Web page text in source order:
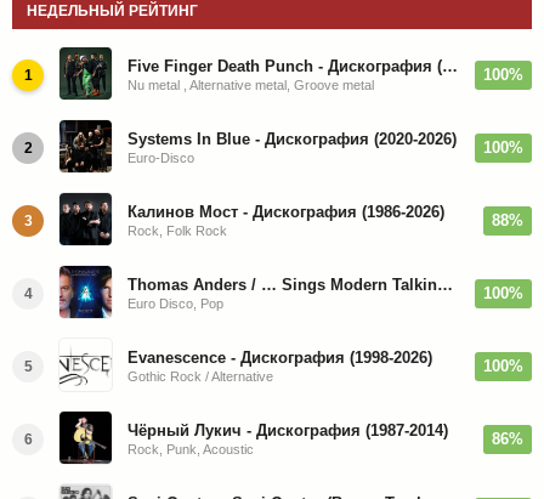
НЕДЕЛЬНЫЙ РЕЙТИНГ
1 Five Finger Death Punch - Дискография (2008-2026)
Nu metal , Alternative metal, Groove metal
100%
2 Systems In Blue - Дискография (2020-2026)
Euro-Disco
100%
3 Калинов Мост - Дискография (1986-2026)
Rock, Folk Rock
88%
4 Thomas Anders / … Sings Modern Talking: The Best hi-res
Euro Disco, Pop
100%
5 Evanescence - Дискография (1998-2026)
Gothic Rock / Alternative
100%
6 Чёрный Лукич - Дискография (1987-2014)
Rock, Punk, Acoustic
86%